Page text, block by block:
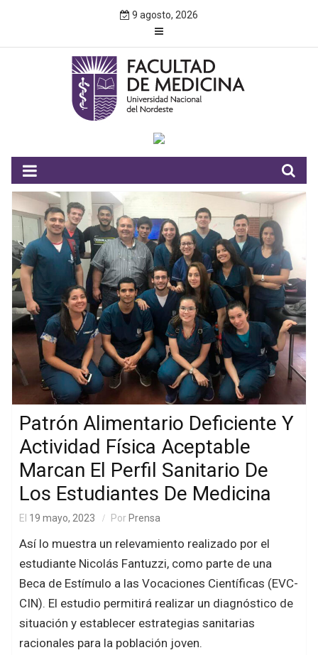
9 agosto, 2026
NOTIMED
Facultad de Medicina – UNNE
Patrón Alimentario Deficiente Y
Actividad Física Aceptable
Marcan El Perfil Sanitario De
Los Estudiantes De Medicina
El 19 mayo, 2023 Por Prensa
Así lo muestra un relevamiento realizado por el
estudiante Nicolás Fantuzzi, como parte de una
Beca de Estímulo a las Vocaciones Científicas (EVC-
CIN). El estudio permitirá realizar un diagnóstico de
situación y establecer estrategias sanitarias
racionales para la población joven.